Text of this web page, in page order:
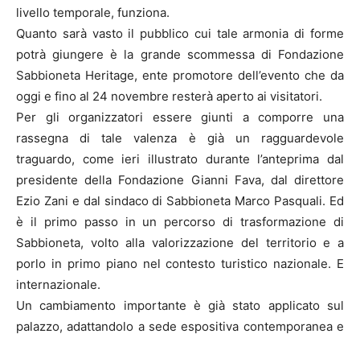
livello temporale, funziona.
Quanto sarà vasto il pubblico cui tale armonia di forme
potrà giungere è la grande scommessa di Fondazione
Sabbioneta Heritage, ente promotore dell’evento che da
oggi e fino al 24 novembre resterà aperto ai visitatori.
Per gli organizzatori essere giunti a comporre una
rassegna di tale valenza è già un ragguardevole
traguardo, come ieri illustrato durante l’anteprima dal
presidente della Fondazione Gianni Fava, dal direttore
Ezio Zani e dal sindaco di Sabbioneta Marco Pasquali. Ed
è il primo passo in un percorso di trasformazione di
Sabbioneta, volto alla valorizzazione del territorio e a
porlo in primo piano nel contesto turistico nazionale. E
internazionale.
Un cambiamento importante è già stato applicato sul
palazzo, adattandolo a sede espositiva contemporanea e